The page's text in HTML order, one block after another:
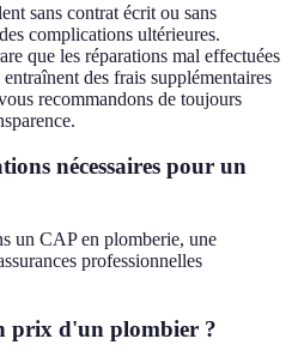
sans contrat écrit ou sans
complications ultérieures.
que les réparations mal effectuées
des frais supplémentaires
recommandons de toujours
nécessaires pour un
un CAP en plomberie, une
professionnelles
prix d'un plombier ?